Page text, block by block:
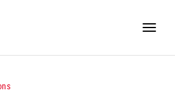
Toggle